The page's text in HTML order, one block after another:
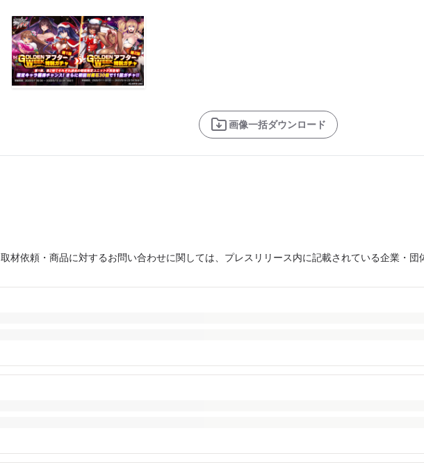
画像一括ダウンロード
取材依頼・商品に対するお問い合わせに関しては、プレスリリース内に記載されている企業・団